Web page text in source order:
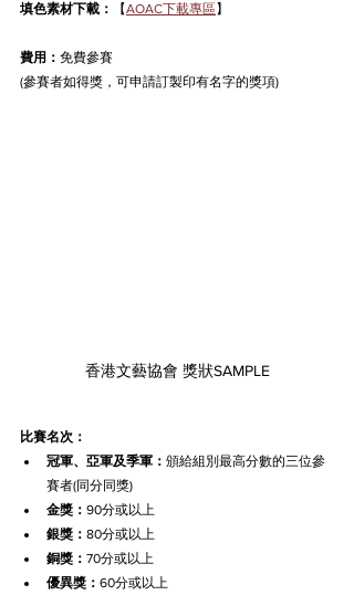
填色素材下載： 【AOAC下載專區 】
費用： 免費參賽
(參賽者如得獎，可申請訂製印有名字的獎項)
香港文藝協會 獎狀SAMPLE
比賽名次：
冠軍、亞軍及季軍： 頒給組別最高分數的三位參
賽者(同分同獎)
金獎： 90分或以上
銀獎： 80分或以上
銅獎： 70分或以上
優異獎： 60分或以上